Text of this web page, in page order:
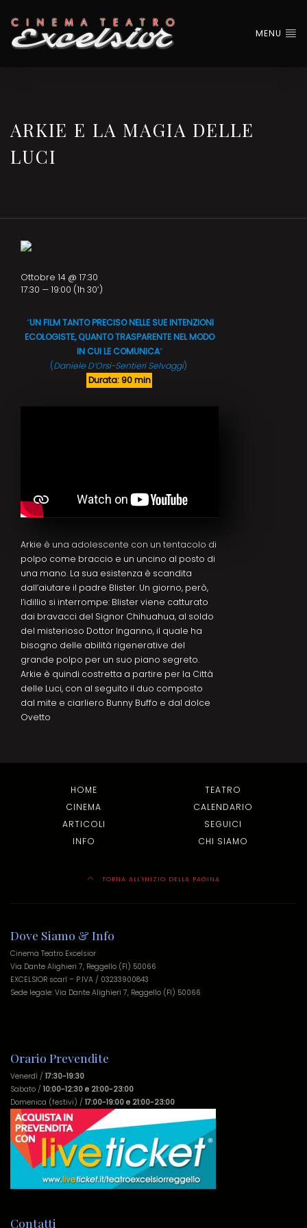
MENU
ARKIE E LA MAGIA DELLE
LUCI
“UN FILM TANTO PRECISO NELLE SUE INTENZIONI
ECOLOGISTE, QUANTO TRASPARENTE NEL MODO
IN CUI LE COMUNICA“
(Daniele D’Orsi-Sentieri Selvaggi)
Durata: 90 min
Arkie è una adolescente con un tentacolo di
polpo come braccio e un uncino al posto di
una mano. La sua esistenza è scandita
dall’aiutare il padre Blister. Un giorno, però,
l’idillio si interrompe: Blister viene catturato
dai bravacci del Signor Chihuahua, al soldo
del misterioso Dottor Inganno, il quale ha
bisogno delle abilità rigenerative del
grande polpo per un suo piano segreto.
Arkie è quindi costretta a partire per la Città
delle Luci, con al seguito il duo composto
dal mite e ciarliero Bunny Buffo e dal dolce
Ovetto
Ottobre 14 @ 17:30
17:30 — 19:00 (1h 30′)
HOME
TEATRO
CINEMA
CALENDARIO
ARTICOLI
SEGUICI
INFO
CHI SIAMO
TORNA ALL'INIZIO DELLA PAGINA
Dove Siamo & Info
Cinema Teatro Excelsior
Via Dante Alighieri 7, Reggello (FI) 50066
EXCELSIOR scarl – P.IVA / 03233900843
Sede legale: Via Dante Alighieri 7, Reggello (FI) 50066
Orario Prevendite
Venerdì / 17:30-19:30
Sabato / 10:00-12:30 e 21:00-23:00
Domenica (festivi) / 17:00-19:00 e 21:00-23:00
Contatti